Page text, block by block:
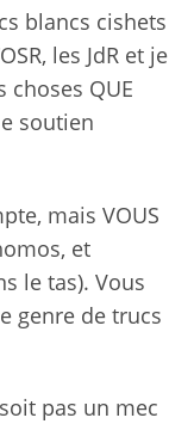
blancs cishets
les JdR et je
QUE
soutien
mais VOUS
et
le tas). Vous
genre de trucs
pas un mec